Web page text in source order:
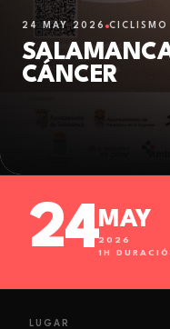
24 MAY 2026 CICLISMO
CÁNCER
24MAY
2026
1H
LUGAR